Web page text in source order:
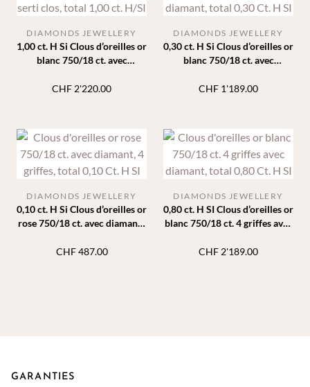
1,00 ct. H Si Clous d’oreilles or
blanc 750/18 ct. avec
DIAMONDS JEWELLERY
CHF 2'220.00
0,30 ct. H Si Clous d’oreilles or
blanc 750/18 ct. avec
DIAMONDS JEWELLERY
CHF 1'189.00
0,10 ct. H Si Clous d’oreilles or
rose 750/18 ct. avec diamants
DIAMONDS JEWELLERY
CHF487.00
0,80 ct. H SI Clous d’oreilles or
blanc 750/18 ct. 4 griffes avec
DIAMONDS JEWELLERY
CHF 2'189.00
GARANTIES